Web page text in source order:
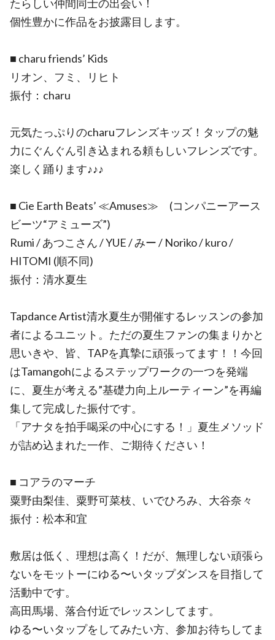
たらしい仲間同士の出会い！
個性豊かに作品をお披露目します。
■ charu friends’ Kids
リオン、フミ、リヒト
振付：charu
元気たっぷりのcharuフレンズキッズ！タップの魅
力にぐんぐん引き込まれる頼もしいフレンズです。
楽しく踊ります♪♪♪
■ Cie Earth Beats’ ≪Amuses≫ (コンパニーアース
ビーツ“アミューズ”)
Rumi / あつこさん / YUE / みー / Noriko / kuro /
HITOMI (順不同)
振付：清水夏生
Tapdance Artist清水夏生が開催するレッスンの参加
者によるユニット。ただの夏生ファンの集まりかと
思いきや、皆、TAPを真摯に頑張ってます！！今回
はTamangohによるステップワークの一つを発端
に、夏生が考える”基礎力向上ルーティーン”を再編
集して完成した振付です。
「アナタを拍手喝采の中心にする！」夏生メソッド
が詰め込まれた一作、ご期待ください！
■ コアラのマーチ
粟野由梨佳、粟野可菜枝、いでひろみ、大谷奈々
振付：松本和宜
敷居は低く、理想は高く！だが、無理しない頑張ら
ないをモットーにゆる〜いタップダンスを目指して
活動中です。
高田馬場、落合付近でレッスンしてます。
ゆる〜いタップをしてみたい方、参加お待ちしてま